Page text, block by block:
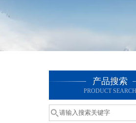
产品搜索
PRODUCT SEARCH